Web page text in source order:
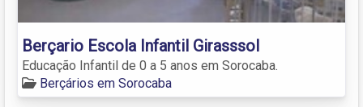
Berçario Escola Infantil Girasssol
Educação Infantil de 0 a 5 anos em Sorocaba.
Berçários em Sorocaba